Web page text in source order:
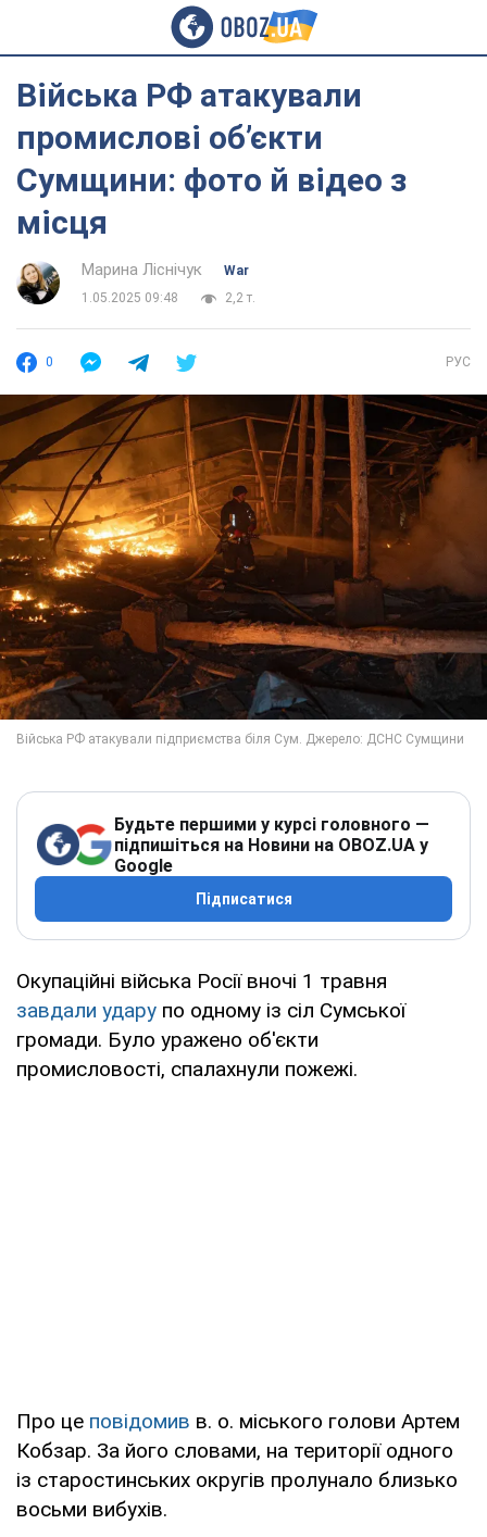
Війська РФ атакували
промислові об’єкти
Сумщини: фото й відео з
місця
Марина Ліснічук
War
1.05.2025 09:48
2,2 т.
0 РУС
Будьте першими у курсі головного —
підпишіться на Новини на OBOZ.UA у
Google
Підписатися
Окупаційні війська Росії вночі 1 травня
завдали удару по одному із сіл Сумської
громади. Було уражено об'єкти
промисловості, спалахнули пожежі.
Про це повідомив в. о. міського голови Артем
Кобзар. За його словами, на території одного
із старостинських округів пролунало близько
восьми вибухів.